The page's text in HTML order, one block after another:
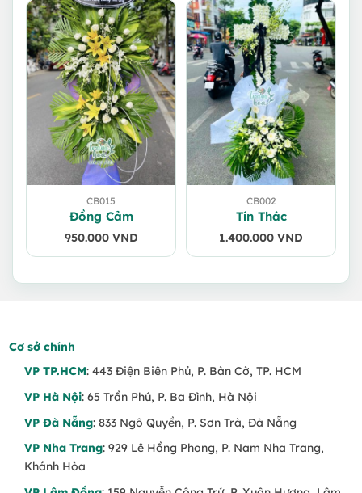
2.400.000 VND.
là:
2.300.000 VND.
CB015
Đồng Cảm
950.000 VND
CB002
Tín Thác
1.400.000 VND
Cơ sở chính
VP TP.HCM: 443 Điện Biên Phủ, P. Bàn Cờ, TP. HCM
VP Hà Nội: 65 Trần Phú, P. Ba Đình, Hà Nội
VP Đà Nẵng: 833 Ngô Quyền, P. Sơn Trà, Đà Nẵng
VP Nha Trang: 929 Lê Hồng Phong, P. Nam Nha Trang,
Khánh Hòa